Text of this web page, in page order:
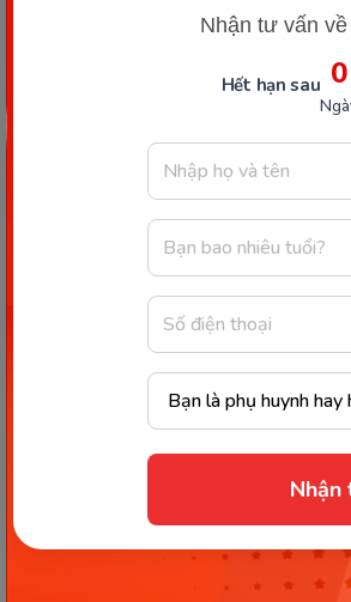
Nhận tư vấn
Hết hạn sau 0
Nhận
Chúc ba mẹ và bé sẽ có
học tập thú vị cùng Monkey!